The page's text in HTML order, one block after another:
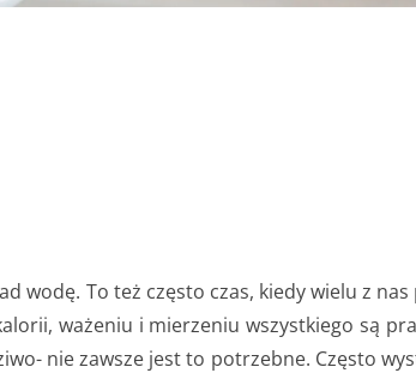
wodę. To też często czas, kiedy wielu z
ważeniu i mierzeniu wszystkiego są
nie zawsze jest to potrzebne. Często